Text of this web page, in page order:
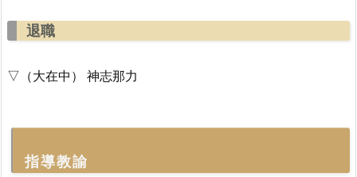
退職
▽（大在中） 神志那力
指導教諭